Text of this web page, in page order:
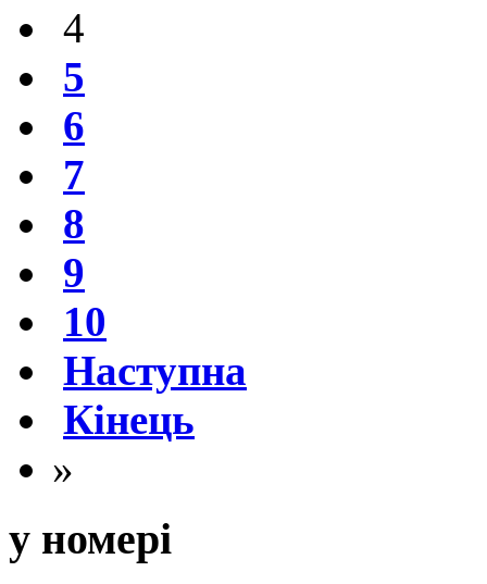
4
5
6
7
8
9
10
Наступна
Кінець
»
у номері